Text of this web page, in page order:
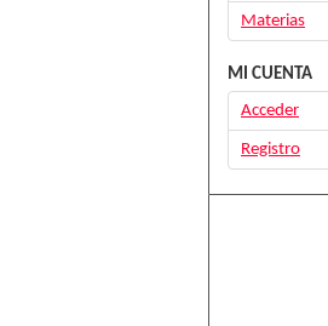
Materias
MI CUENTA
Acceder
Registro